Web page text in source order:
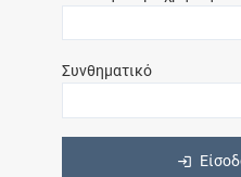
Συνθηματικό